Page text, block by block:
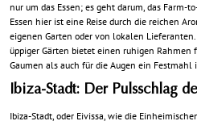
nur um das Essen; es geht darum, das Farm-
Essen hier ist eine Reise durch die reichen
eigenen Garten oder von lokalen
üppiger Gärten bietet einen ruhigen
Gaumen als auch für die Augen ein Festmahl
Ibiza-Stadt: Der Pulsschlag
Ibiza-Stadt, oder Eivissa, wie die